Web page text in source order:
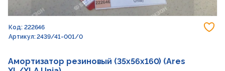
Код: 222646
Артикул: 2439/41-001/0
Амортизатор резиновый (35x56x160) (Ares